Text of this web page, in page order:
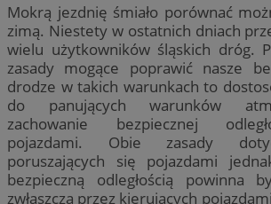
Mokrą jezdnię śmiało porównać
zimą. Niestety w ostatnich dniach
wielu użytkowników śląskich dróg.
zasady mogące poprawić nasze
drodze w takich warunkach to
do panujących warunków
zachowanie bezpiecznej
pojazdami. Obie zasady
poruszających się pojazdami
bezpieczną odległością powinna
zwłaszcza przez kierujących